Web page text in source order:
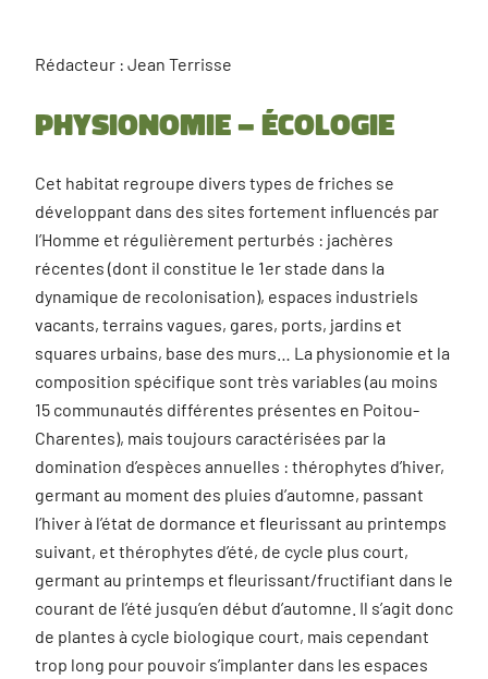
Rédacteur : Jean Terrisse
Physionomie – écologie
Cet habitat regroupe divers types de friches se
développant dans des sites fortement influencés par
l’Homme et régulièrement perturbés : jachères
récentes (dont il constitue le 1er stade dans la
dynamique de recolonisation), espaces industriels
vacants, terrains vagues, gares, ports, jardins et
squares urbains, base des murs… La physionomie et la
composition spécifique sont très variables (au moins
15 communautés différentes présentes en Poitou-
Charentes), mais toujours caractérisées par la
domination d’espèces annuelles : thérophytes d’hiver,
germant au moment des pluies d’automne, passant
l’hiver à l’état de dormance et fleurissant au printemps
suivant, et thérophytes d’été, de cycle plus court,
germant au printemps et fleurissant/fructifiant dans le
courant de l’été jusqu’en début d’automne. Il s’agit donc
de plantes à cycle biologique court, mais cependant
trop long pour pouvoir s’implanter dans les espaces